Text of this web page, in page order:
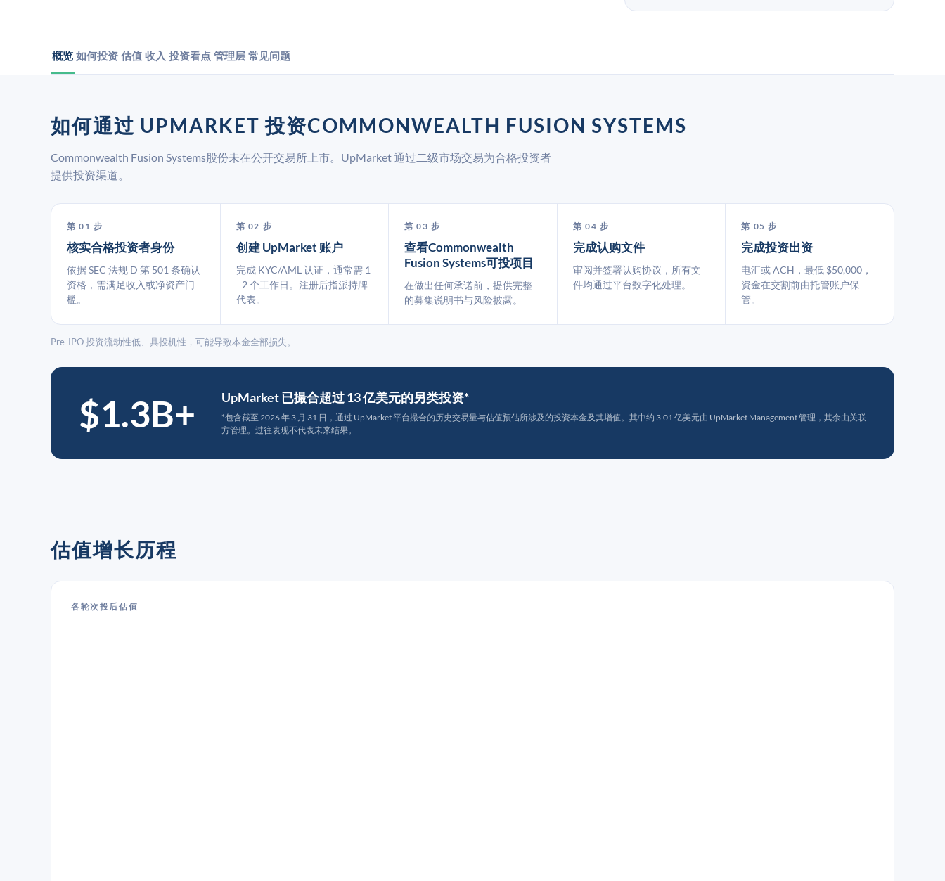
概览 如何投资 估值 收入 投资看点 管理层 常见问题
如何通过 UPMARKET 投资COMMONWEALTH FUSION SYSTEMS
Commonwealth Fusion Systems股份未在公开交易所上市。UpMarket 通过二级市场交易为合格投资者
提供投资渠道。
第 01 步
核实合格投资者身份
依据 SEC 法规 D 第 501 条确认
资格，需满足收入或净资产门
槛。
第 02 步
创建 UpMarket 账户
完成 KYC/AML 认证，通常需 1
–2 个工作日。注册后指派持牌
代表。
第 03 步
查看Commonwealth
Fusion Systems可投项目
在做出任何承诺前，提供完整
的募集说明书与风险披露。
第 04 步
完成认购文件
审阅并签署认购协议，所有文
件均通过平台数字化处理。
第 05 步
完成投资出资
电汇或 ACH，最低 $50,000，
资金在交割前由托管账户保
管。
Pre-IPO 投资流动性低、具投机性，可能导致本金全部损失。
$1.3B+ UpMarket 已撮合超过 13 亿美元的另类投资*
*包含截至 2026 年 3 月 31 日，通过 UpMarket 平台撮合的历史交易量与估值预估所涉及的投资本金及其增值。其中约 3.01 亿美元由 UpMarket Management 管理，其余由关联
方管理。过往表现不代表未来结果。
估值增长历程
各轮次投后估值